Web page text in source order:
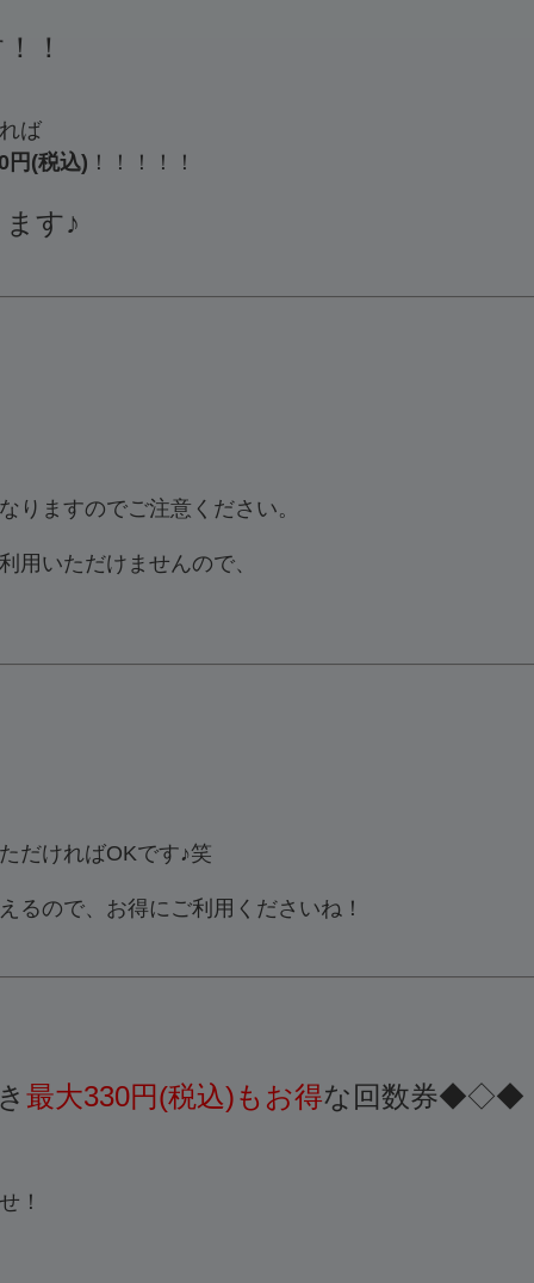
！
ば
円(税込) ！！！！！
す♪
ますのでご注意ください。
いただけませんので、
だければOKです♪笑
るので、お得にご利用くださいね！
最大330円(税込)もお得な回数券◆◇◆
！